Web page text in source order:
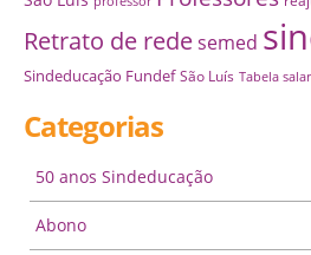
Retrato de redesemed
Sindeducação Fundef São Luís Tabela
Categorias
50 anos Sindeducação
Abono